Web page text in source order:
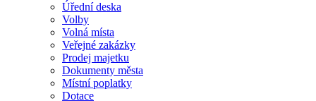
Úřední deska
Volby
Volná místa
Veřejné zakázky
Prodej majetku
Dokumenty města
Místní poplatky
Dotace